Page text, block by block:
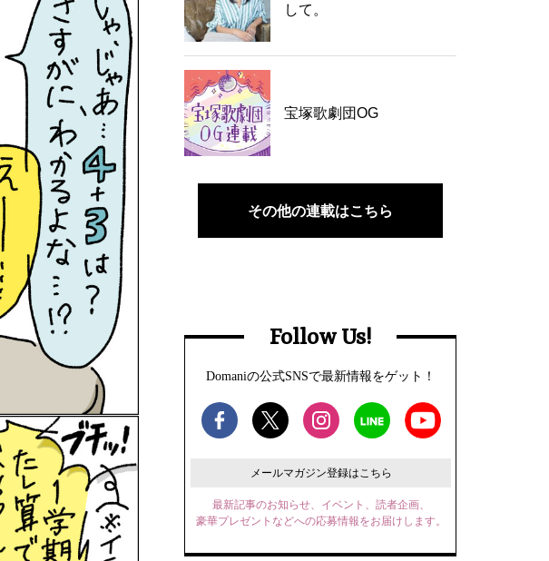
して。
宝塚歌劇団OG
その他の連載はこちら
Follow Us!
Domaniの公式SNSで最新情報をゲット！
メールマガジン登録はこちら
最新記事のお知らせ、イベント、読者企画、
豪華プレゼントなどへの応募情報をお届けします。